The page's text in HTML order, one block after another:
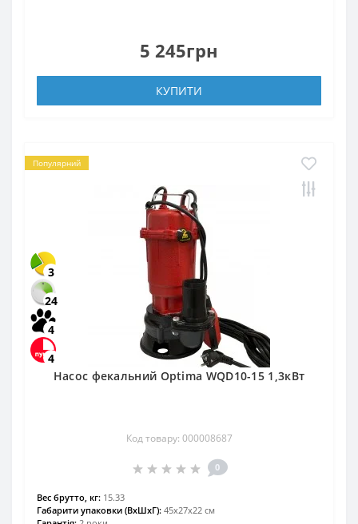
5 245грн
КУПИТИ
Популярний
3
24
4
4
Насос фекальний Optima WQD10-15 1,3кВт
Код товару: 000008687
0
Вес брутто, кг: 15.33
Габарити упаковки (ВхШхГ): 45х27х22 см